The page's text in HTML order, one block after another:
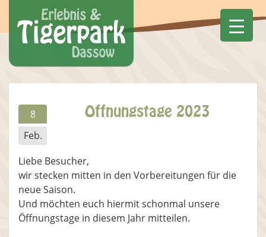
8
Feb.
Öffnungstage 2023
Liebe Besucher,
wir stecken mitten in den Vorbereitungen für die
neue Saison.
Und möchten euch hiermit schonmal unsere
Öffnungstage in diesem Jahr mitteilen.